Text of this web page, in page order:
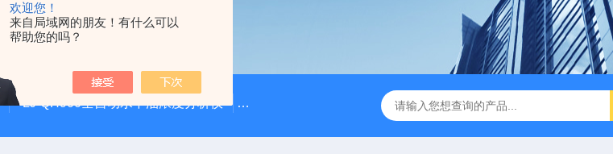
欢迎您！
来自局域网的朋友！有什么可以
帮助您的吗？
LJ-QH900全自动水中油浓度分析仪 LJ-HC500水中油浓度分析仪 LJ-S104手持式水质总磷总氮检